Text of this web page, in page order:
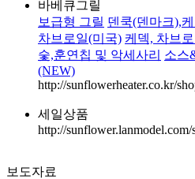
바베큐그릴
보급형 그릴 덴쿡(덴마크),
차브로일(미국) 케덱, 차브
숯,훈연칩 및 악세사리 소스
(NEW)
http://sunflowerheater.co.kr/
세일상품
http://
보도자료